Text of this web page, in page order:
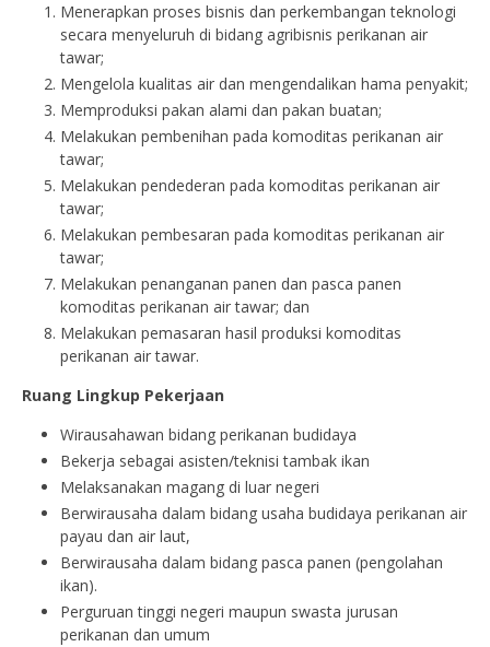
Menerapkan proses bisnis dan perkembangan teknologi
secara menyeluruh di bidang agribisnis perikanan air
tawar;
Mengelola kualitas air dan mengendalikan hama penyakit;
Memproduksi pakan alami dan pakan buatan;
Melakukan pembenihan pada komoditas perikanan air
tawar;
Melakukan pendederan pada komoditas perikanan air
tawar;
Melakukan pembesaran pada komoditas perikanan air
tawar;
Melakukan penanganan panen dan pasca panen
komoditas perikanan air tawar; dan
Melakukan pemasaran hasil produksi komoditas
perikanan air tawar.
Ruang Lingkup Pekerjaan
Wirausahawan bidang perikanan budidaya
Bekerja sebagai asisten/teknisi tambak ikan
Melaksanakan magang di luar negeri
Berwirausaha dalam bidang usaha budidaya perikanan air
payau dan air laut,
Berwirausaha dalam bidang pasca panen (pengolahan
ikan).
Perguruan tinggi negeri maupun swasta jurusan
perikanan dan umum